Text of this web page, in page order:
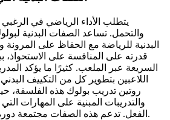
يتطلب الأداء الرياضي في الرغبي
والتحمل. تساعد الصفات البدنية
البدنية للرياضة مع الحفاظ على
قدرته على المنافسة على الاستحواذ،
السريعة عبر الملعب. كثيرًا ما يؤكد
اللاعبين بتطوير كل من التكييف
روتين تدريب بولوك هذه الفلسفة،
والتدريبات المبنية على المهارات
الفعل. تدعم هذه الصفات مجتمعة دوره في المباريات التنافسية.